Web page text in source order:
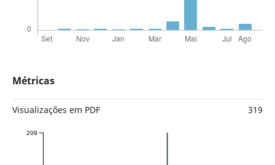
Métricas
Visualizações em PDF 319
209